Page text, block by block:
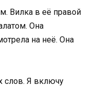
Вилка в её правой
Она
на неё. Она
слов. Я включу